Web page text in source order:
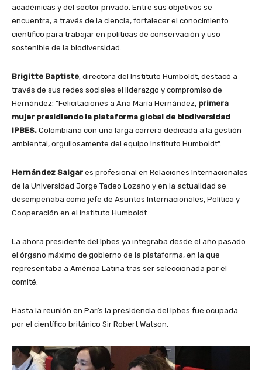
académicas y del sector privado. Entre sus objetivos se
encuentra, a través de la ciencia, fortalecer el conocimiento
científico para trabajar en políticas de conservación y uso
sostenible de la biodiversidad.
Brigitte Baptiste, directora del Instituto Humboldt, destacó a
través de sus redes sociales el liderazgo y compromiso de
Hernández: “Felicitaciones a Ana María Hernández, primera
mujer presidiendo la plataforma global de biodiversidad
IPBES. Colombiana con una larga carrera dedicada a la gestión
ambiental, orgullosamente del equipo Instituto Humboldt”.
Hernández Salgar es profesional en Relaciones Internacionales
de la Universidad Jorge Tadeo Lozano y en la actualidad se
desempeñaba como jefe de Asuntos Internacionales, Política y
Cooperación en el Instituto Humboldt.
La ahora presidente del Ipbes ya integraba desde el año pasado
el órgano máximo de gobierno de la plataforma, en la que
representaba a América Latina tras ser seleccionada por el
comité.
Hasta la reunión en París la presidencia del Ipbes fue ocupada
por el científico británico Sir Robert Watson.